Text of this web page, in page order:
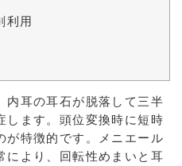
利用
内耳の耳石が脱落して三半
します。頭位変換時に短時
が特徴的です。メニエール
により、回転性めまいと耳